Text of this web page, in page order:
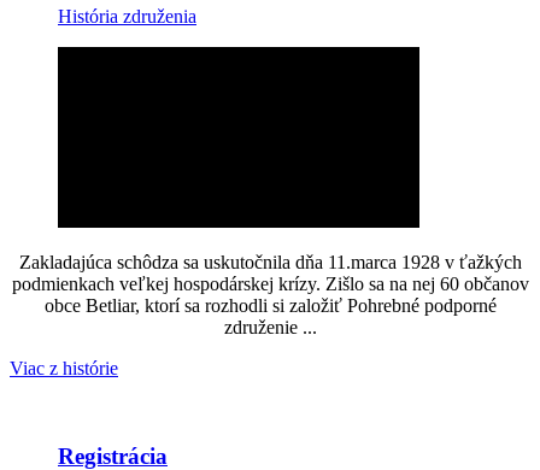
História združenia
Zakladajúca schôdza sa uskutočnila dňa 11.marca 1928 v ťažkých
podmienkach veľkej hospodárskej krízy. Zišlo sa na nej 60 občanov
obce Betliar, ktorí sa rozhodli si založiť Pohrebné podporné
združenie ...
Viac z histórie
Registrácia